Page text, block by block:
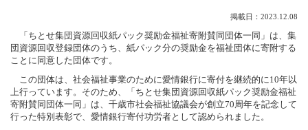
掲載日：2023.12.08
「ちとせ集団資源回収紙パック奨励金福祉寄附賛同団体一同」は、集
団資源回収登録団体のうち、紙パック分の奨励金を福祉団体に寄附する
ことに同意した団体です。
この団体は、社会福祉事業のために愛情銀行に寄付を継続的に10年以
上行っています。そのため、「ちとせ集団資源回収紙パック奨励金福祉
寄附賛同団体一同」は、千歳市社会福祉協議会が創立70周年を記念して
行った特別表彰で、愛情銀行寄付功労者として認められました。